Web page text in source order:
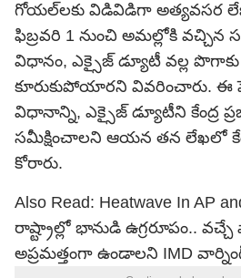
గోయల్‌లకు విడివిడిగా అత్యవసర
ఫిబ్రవరి 1 నుంచి అమల్లోకి వచ్చిన
విధానం, ఎక్సైజ్ డ్యూటీ వల్ల పొగాకు
కూరుకుపోయారని వివరించారు. ఈ
విధానాన్ని, ఎక్సైజ్ డ్యూటీని కేంద్ర
సమీక్షించాలని ఆయన తన లేఖలో
కోరారు.
Also Read: Heatwave In AP
రాష్ట్రాల్లో భానుడి ఉగ్రరూపం.. వచ్చే
అప్రమత్తంగా ఉండాలని IMD